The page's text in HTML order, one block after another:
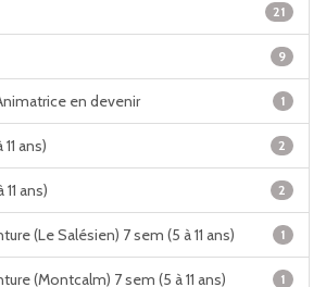
21
9
en devenir 1
ans) 2
ans) 2
(Le Salésien) 7 sem (5 à 11 ans) 1
(Montcalm) 7 sem (5 à 11 ans) 1